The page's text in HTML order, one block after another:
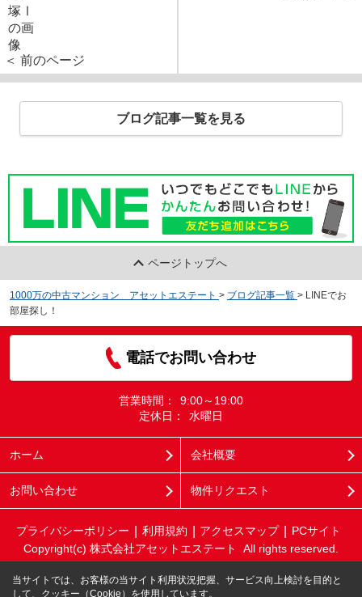
＜ 前のページ
ブログ記事一覧を見る
ページトップへ
1000万の中古マンション アセットエステート > ブログ記事一覧 > LINEでお
部屋探し！
電話でお問い合わせ
営業時間：
9:00～19:00
定休日：
水曜日
ホーム 会社概要
お問い合わせ 物件リクエスト
プライバシーポリシー 利用規約 アクセスマップ
PCサイト
Copyright(c) 株式会社アセットエステート All rights reserved.
当サイトでは、お客様の当サイト利用状況把握、サービス向上検討を目的と
して、クッキー（Cookie）を使用しています。